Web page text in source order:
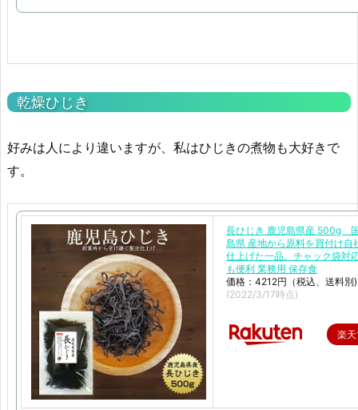
乾燥ひじき
好みは人により違いますが、私はひじきの煮物も大好きで
す。
長ひじき 鹿児島県産 500g
島県 産地から原料を買付け自
仕上げた一品。チャック袋対
も便利 業務用 保存食
価格：4212円（税込、送料別)
(2022/3/17時点)
楽